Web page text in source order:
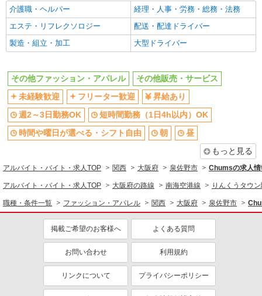
制服貸与
同じ職種から求人を探す
ファッション・アパレル
販売・接客サービス
同じ特徴から求人を探す
未経験歓迎
週2～3日勤務OK
短時間勤務（1日4h以内）OK
オープニングスタッフ
まかない・食事補助
介護職・ヘルパー
経理・人事・労務・総務・法務
エステ・リフレクソロジー
配送・配達ドライバー
製造・組立・加工
大型ドライバー
その他ファッション・アパレル
その他販売・サービス
未経験歓迎
フリーター歓迎
昇給あり
週2～3日勤務OK
短時間勤務（1日4h以内）OK
時間や曜日が選べる・シフト自由
朝
昼
もっと見る
アルバイト・バイト・求人TOP 関西 大阪府 泉佐野市 Chumsの求人情
アルバイト・バイト・求人TOP 大阪府の路線 南海空港線 りんくうタウ
職種・条件一覧 ファッション・アパレル 関西 大阪府 泉佐野市
掲載ご希望のお客様へ よくある質問
お問い合わせ 利用規約
リンクについて プライバシーポリシー